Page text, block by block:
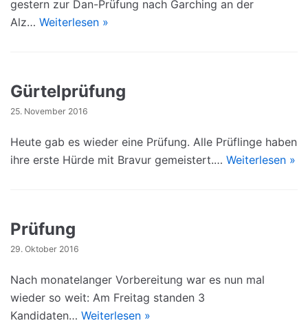
gestern zur Dan-Prüfung nach Garching an der
Alz… Weiterlesen »
Gürtelprüfung
25. November 2016
Heute gab es wieder eine Prüfung. Alle Prüflinge haben
ihre erste Hürde mit Bravur gemeistert.… Weiterlesen »
Prüfung
29. Oktober 2016
Nach monatelanger Vorbereitung war es nun mal
wieder so weit: Am Freitag standen 3
Kandidaten… Weiterlesen »